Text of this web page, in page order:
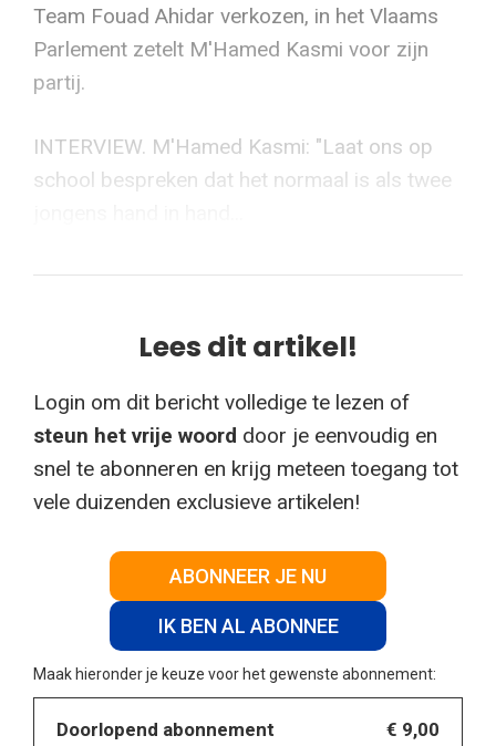
Team Fouad Ahidar verkozen, in het Vlaams
Parlement zetelt M'Hamed Kasmi voor zijn
partij.
INTERVIEW. M'Hamed Kasmi: "Laat ons op
school bespreken dat het normaal is als twee
Lees dit artikel!
Login om dit bericht volledige te lezen of
steun het vrije woord door je eenvoudig en
snel te abonneren en krijg meteen toegang tot
vele duizenden exclusieve artikelen!
ABONNEER JE NU
IK BEN AL ABONNEE
Maak hieronder je keuze voor het gewenste abonnement:
Doorlopend abonnement € 9,00